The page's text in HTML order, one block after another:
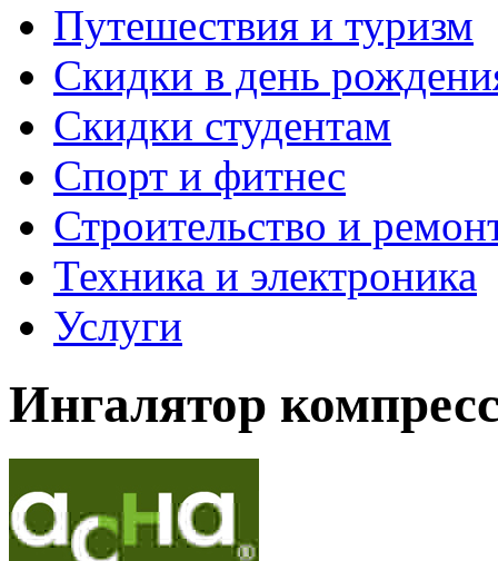
Путешествия и туризм
Скидки в день
Скидки студентам
Спорт и фитнес
Строительство и
Техника и электроника
Услуги
Ингалятор